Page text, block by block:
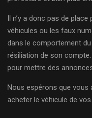
Il n’y a donc pas de
véhicules ou les faux
dans le comportement
résiliation de son compte.
pour mettre des
Nous espérons que vous
acheter le véhicule de